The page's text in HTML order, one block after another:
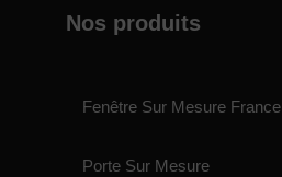
Nos produits
Fenêtre Sur Mesure France
Porte Sur Mesure